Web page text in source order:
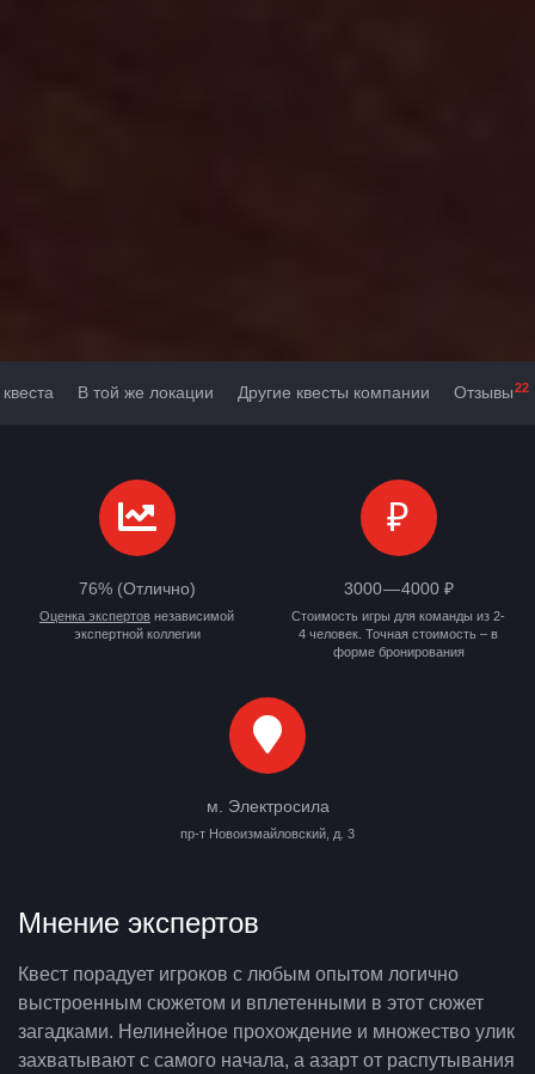
В той же локации Другие квесты компании Отзывы22
76% (Отлично)
Оценка экспертов независимой
экспертной коллегии
₽
3000 — 4000 ₽
Стоимость игры для команды из 2-
4 человек. Точная стоимость – в
форме бронирования
м. Электросила
пр-т Новоизмайловский, д. 3
Мнение экспертов
Квест порадует игроков с любым опытом логично
выстроенным сюжетом и вплетенными в этот сюжет
загадками. Нелинейное прохождение и множество улик
захватывают с самого начала, а азарт от распутывания